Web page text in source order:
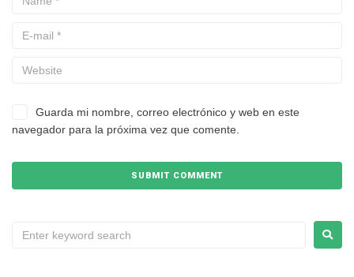
Guarda mi nombre, correo electrónico y web en este
navegador para la próxima vez que comente.